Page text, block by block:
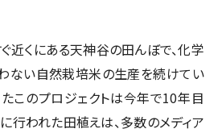
近くにある天神谷の田んぼで、化学
ない自然栽培米の生産を続けてい
たこのプロジェクトは今年で10年目
行われた田植えは、多数のメディア